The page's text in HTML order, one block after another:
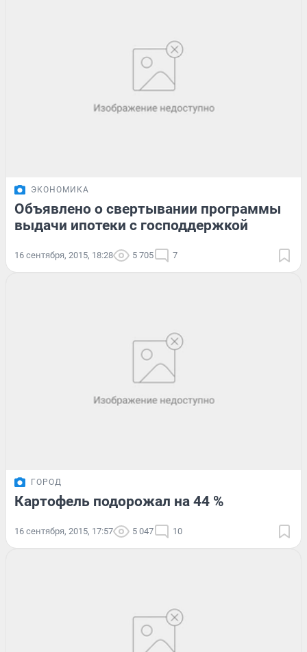
ЭКОНОМИКА
Объявлено о свертывании программы
выдачи ипотеки с господдержкой
16 сентября, 2015, 18:28 5 705 7
ГОРОД
Картофель подорожал на 44 %
16 сентября, 2015, 17:57 5 047 10